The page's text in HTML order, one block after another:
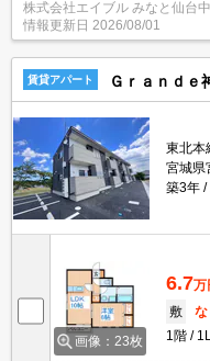
便座付き。洗面化粧台付
部屋。
株式会社エイブル みなと仙台
情報更新日 2026/08/01
賃貸アパート Ｇｒａｎｄｅ
東北本
宮城県
築3年
画像：23枚
6.7万
敷
な
1階